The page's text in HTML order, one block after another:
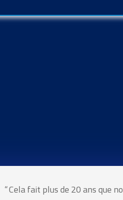
“Cela fait plus de 20 ans que